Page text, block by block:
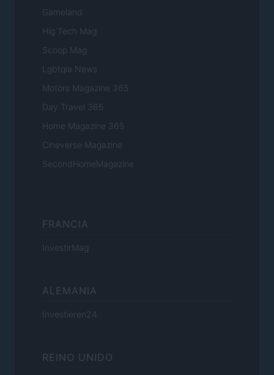
Gameland
Hig Tech Mag
Scoop Mag
Lgbtqia News
Motors Magazine 365
Day Travel 365
Home Magazine 365
Cineverse Magazine
SecondHomeMagazine
FRANCIA
InvestirMag
ALEMANIA
Investieren24
REINO UNIDO